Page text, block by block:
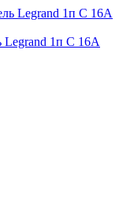
Legrand 1п C 16А